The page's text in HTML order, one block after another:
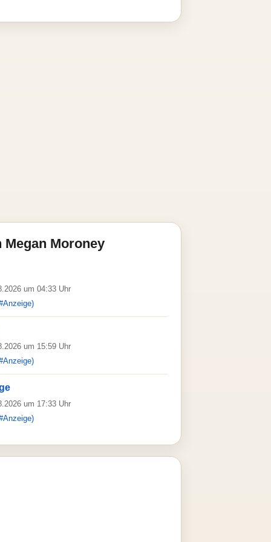
Moroney
um 04:33 Uhr
um 15:59 Uhr
um 17:33 Uhr